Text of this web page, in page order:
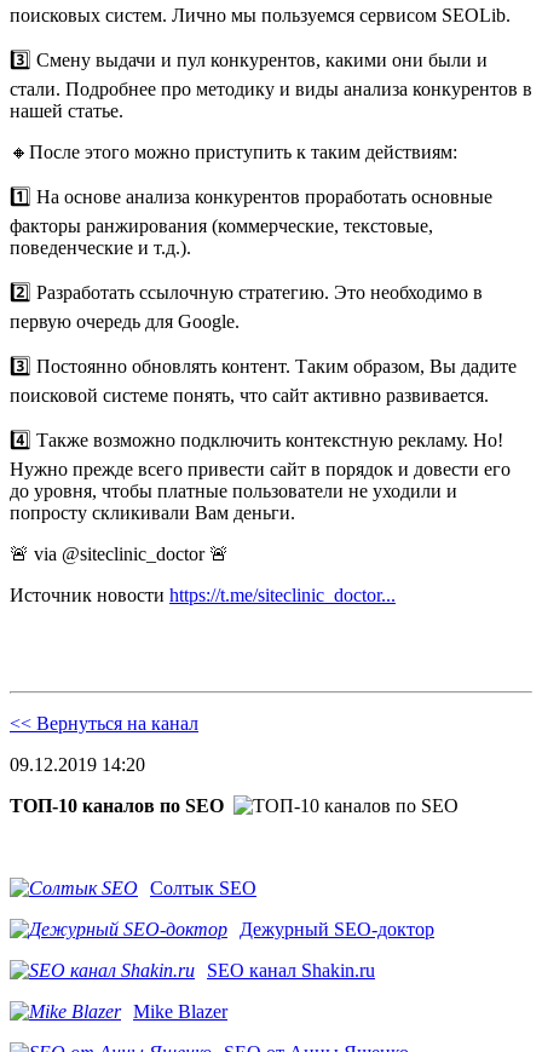
поисковых систем. Лично мы пользуемся сервисом SEOLib.
3️⃣ Смену выдачи и пул конкурентов, какими они были и
стали. Подробнее про методику и виды анализа конкурентов в
нашей статье.
🔸После этого можно приступить к таким действиям:
1️⃣ На основе анализа конкурентов проработать основные
факторы ранжирования (коммерческие, текстовые,
поведенческие и т.д.).
2️⃣ Разработать ссылочную стратегию. Это необходимо в
первую очередь для Google.
3️⃣ Постоянно обновлять контент. Таким образом, Вы дадите
поисковой системе понять, что сайт активно развивается.
4️⃣ Также возможно подключить контекстную рекламу. Но!
Нужно прежде всего привести сайт в порядок и довести его
до уровня, чтобы платные пользователи не уходили и
попросту скликивали Вам деньги.
🚨 via @siteclinic_doctor 🚨
Источник новости https://t.me/siteclinic_doctor...
<< Вернуться на канал
09.12.2019 14:20
ТОП-10 каналов по SEO
Солтык SEO
Дежурный SEO-доктор
SEO канал Shakin.ru
Mike Blazer